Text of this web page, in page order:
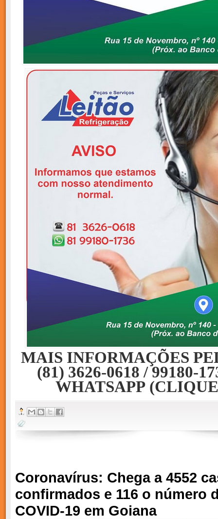
MAIS INFORMAÇÕES
(81) 3626-0618 / 99180-
WHATSAPP
Coronavírus: Chega a 4552
confirmados e 116 o número
COVID-19 em Goiana